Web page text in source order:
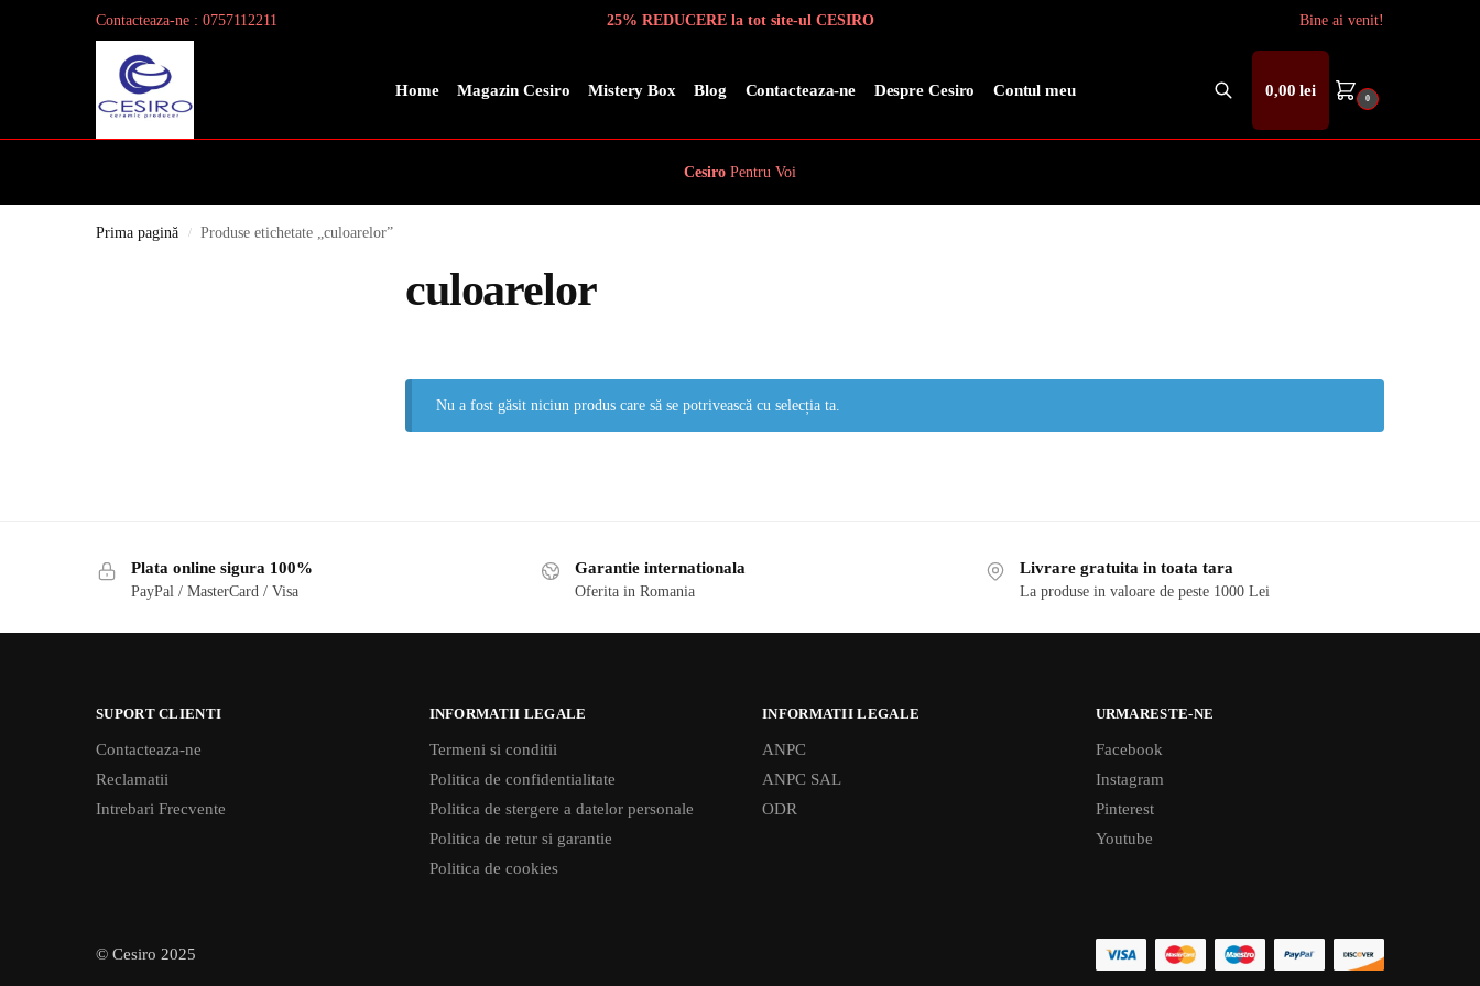
Contacteaza-ne : 0757112211 25% REDUCERE la tot site-ul CESIRO Bine ai venit!
Home Magazin Cesiro Mistery Box Blog Contacteaza-ne Despre Cesiro Contul meu
Search
0,00lei 0
Cesiro Pentru Voi
Prima pagină / Produse etichetate „culoarelor”
culoarelor
Nu a fost găsit niciun produs care să se potrivească cu selecția ta.
Plata online sigura 100%
PayPal / MasterCard / Visa
Garantie internationala
Oferita in Romania
Livrare gratuita in toata tara
La produse in valoare de peste 1000 Lei
SUPORT CLIENTI
Contacteaza-ne
Reclamatii
Intrebari Frecvente
INFORMATII LEGALE
Termeni si conditii
Politica de confidentialitate
Politica de stergere a datelor personale
Politica de retur si garantie
Politica de cookies
INFORMATII LEGALE
ANPC
ANPC SAL
ODR
URMARESTE-NE
Facebook
Instagram
Pinterest
Youtube
© Cesiro 2025